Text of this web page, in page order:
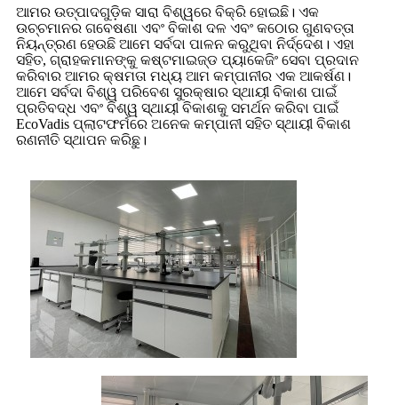
ଆମର ଉତ୍ପାଦଗୁଡ଼ିକ ସାରା ବିଶ୍ୱରେ ବିକ୍ରି ହୋଇଛି। ଏକ
ଉଚ୍ଚମାନର ଗବେଷଣା ଏବଂ ବିକାଶ ଦଳ ଏବଂ କଠୋର ଗୁଣବତ୍ତା
ନିୟନ୍ତ୍ରଣ ହେଉଛି ଆମେ ସର୍ବଦା ପାଳନ କରୁଥିବା ନିର୍ଦ୍ଦେଶ। ଏହା
ସହିତ, ଗ୍ରାହକମାନଙ୍କୁ କଷ୍ଟମାଇଜ୍ଡ ପ୍ୟାକେଜିଂ ସେବା ପ୍ରଦାନ
କରିବାର ଆମର କ୍ଷମତା ମଧ୍ୟ ଆମ କମ୍ପାନୀର ଏକ ଆକର୍ଷଣ।
ଆମେ ସର୍ବଦା ବିଶ୍ୱ ପରିବେଶ ସୁରକ୍ଷାର ସ୍ଥାୟୀ ବିକାଶ ପାଇଁ
ପ୍ରତିବଦ୍ଧ ଏବଂ ବିଶ୍ୱ ସ୍ଥାୟୀ ବିକାଶକୁ ସମର୍ଥନ କରିବା ପାଇଁ
EcoVadis ପ୍ଲାଟଫର୍ମରେ ଅନେକ କମ୍ପାନୀ ସହିତ ସ୍ଥାୟୀ ବିକାଶ
ରଣନୀତି ସ୍ଥାପନ କରିଛୁ।